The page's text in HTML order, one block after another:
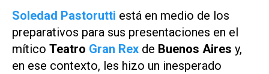
Soledad Pastorutti está en medio de los
preparativos para sus presentaciones en el
mítico Teatro Gran Rex de Buenos Aires y,
en ese contexto, les hizo un inesperado